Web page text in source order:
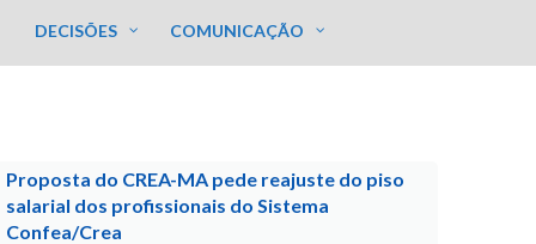
DECISÕES COMUNICAÇÃO
Proposta do CREA-MA pede reajuste do piso
salarial dos profissionais do Sistema
Confea/Crea